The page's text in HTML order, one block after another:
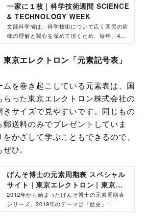
一家に１枚｜科学技術週間 SCIENCE
& TECHNOLOGY WEEK
文部科学省は、科学技術について広く国民の皆
様の理解と関心を深めて頂くため、毎年、4月
（講演会、展覧会、映画会、座談会、施設公開
京エレクトロン「元素記号表」
を巻き起こしている元素表は、国
らった東京エレクトロン株式会社の
きサイズで見やすいです。同じもの
送料のみでプレゼントしていま
かざして学ぶこともできるので、
ひ。
げんそ博士の元素周期表 スペシャル
サイト | 東京エレクトロン | 東京エ
レクトロン株式会社
2012年から始まったげんそ博士の元素周期表
シリーズ。2019年のテーマは『歴史』！